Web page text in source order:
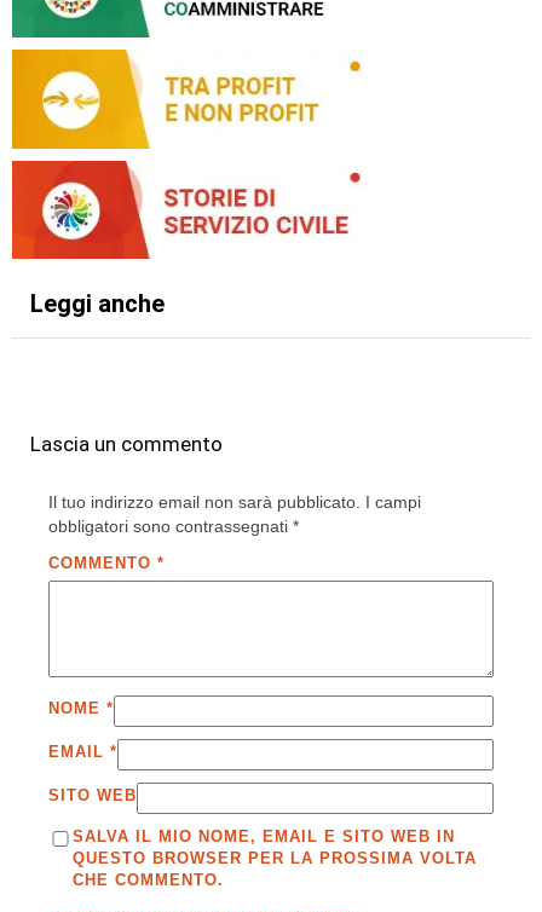
Leggi anche
Lascia un commento
Il tuo indirizzo email non sarà pubblicato. I campi
obbligatori sono contrassegnati *
COMMENTO *
NOME *
EMAIL *
SITO WEB
SALVA IL MIO NOME, EMAIL E SITO WEB IN
QUESTO BROWSER PER LA PROSSIMA VOLTA
CHE COMMENTO.